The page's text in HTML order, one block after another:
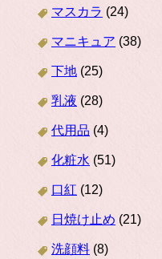
マスカラ (24)
マニキュア (38)
下地 (25)
乳液 (28)
代用品 (4)
化粧水 (51)
口紅 (12)
日焼け止め (21)
洗顔料 (8)